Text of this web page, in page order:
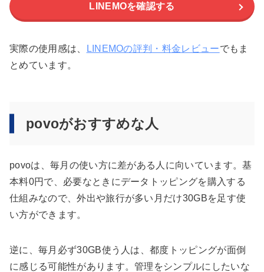
LINEMOを確認する
実際の使用感は、 LINEMOの評判・料金レビューでもま
とめています。
povoがおすすめな人
povoは、毎月の使い方に差がある人に向いています。基
本料0円で、必要なときにデータトッピングを購入する
仕組みなので、外出や旅行が多い月だけ30GBを足す使
い方ができます。
逆に、毎月必ず30GB使う人は、都度トッピングが面倒
に感じる可能性があります。管理をシンプルにしたいな